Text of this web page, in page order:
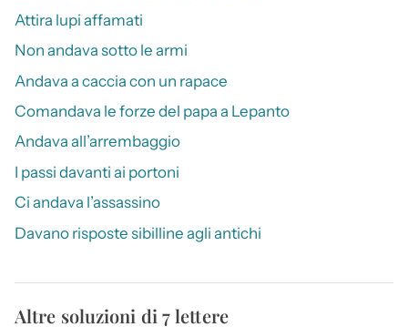
Attira lupi affamati
Non andava sotto le armi
Andava a caccia con un rapace
Comandava le forze del papa a Lepanto
Andava all’arrembaggio
I passi davanti ai portoni
Ci andava l’assassino
Davano risposte sibilline agli antichi
Altre soluzioni di 7 lettere